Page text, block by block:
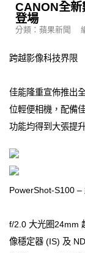
CANON全
登場
分類：蘋果新聞
跨越影像科技界
佳能隆重宣佈推出
位輕便相機，配備
功能均得到大張提
PowerShot-S100
f/2.0 大光圈24mm
像穩定器 (IS) 及